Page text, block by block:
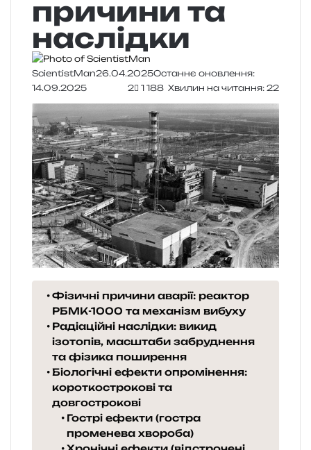
причини та
наслідки
ScientistMan26.04.2025Останнє оновлення:
14.09.2025
2 1 188 Хвилин на читання: 22
Фізичні причини аварії: реактор
РБМК-1000 та механізм вибуху
Радіаційні наслідки: викид
ізотопів, масштаби забруднення
та фізика поширення
Біологічні ефекти опромінення:
короткострокові та
довгострокові
Гострі ефекти (гостра
променева хвороба)